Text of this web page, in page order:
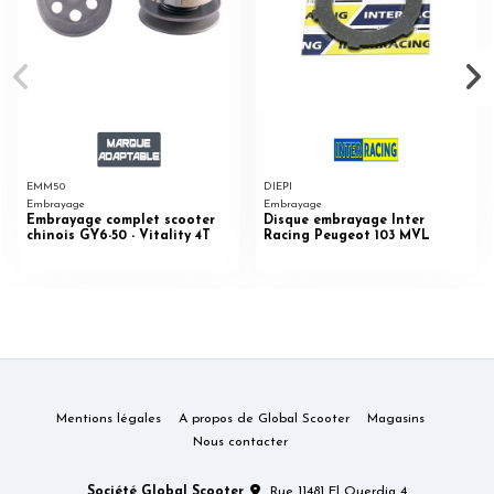
EMM50
Embrayage
Embrayage complet scooter
chinois GY6-50 - Vitality 4T
DIEPI
Embrayage
Disque embrayage Inter
Racing Peugeot 103 MVL
Mentions légales A propos de Global Scooter
Magasins
Nous contacter